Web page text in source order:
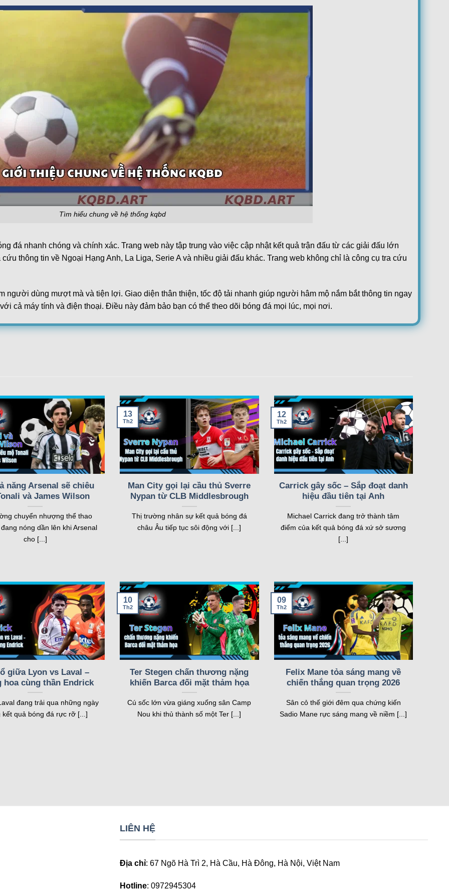
0
0
0
2],Oud Heverlee Leuven Women win
2
1
2
4
1
1],PEN[3-5],Brondby IF Women win
Tìm hiểu chung về hệ thống kqbd
đá nhanh chóng và chính xác. Trang web này tập trung vào việc cập nhật kết quả trận đấu từ các giải đấu lớn
thông tin về Ngoại Hạng Anh, La Liga, Serie A và nhiều giải đấu khác. Trang web không chỉ là công cụ tra cứu
người dùng mượt mà và tiện lợi. Giao diện thân thiện, tốc độ tải nhanh giúp người hâm mộ nắm bắt thông tin ngay
cả máy tính và điện thoại. Điều này đảm bảo bạn có thể theo dõi bóng đá mọi lúc, mọi nơi.
dữ liệu đáng tin cậy. Các thông tin đều được lấy từ những tổ chức thể thao quốc tế và cập nhật liên tục. Người
cá cược thể thao. Từ phân tích trận đấu đến dự đoán kết quả, trang web mang đến cái nhìn toàn diện. Nhờ vậy,
– Kết quả bóng đá
Một số tính năng nổi bật của kqbd
cầu của cả người hâm mộ và cược thủ. Dưới đây là những tính năng chính làm nên tên tuổi của trang web. Mỗi
Hãy cùng khám phá chi tiết từng tính năng này.
giây
theo dõi tỷ số trận đấu theo thời gian thực. Ngay khi có bàn thắng, thẻ phạt hay sự kiện quan trọng, hệ thống sẽ
về các trận đấu sắp diễn ra. Người dùng có thể tra cứu lịch thi đấu của từng giải đấu hoặc đội bóng yêu thích. Tất
địa điểm, kênh phát sóng và đội hình dự kiến. Điều này giúp người xem chuẩn bị tốt hơn cho các trận cầu đỉnh cao.
trước khi đặt cược. Nó là công cụ không thể thiếu để nắm bắt thông tin kịp thời.
năng Arsenal sẽ chiêu
và James Wilson
chuyển nhượng thể thao
nóng dần lên khi Arsenal
cho [...]
Man City gọi lại cầu thủ Sverre
Nypan từ CLB Middlesbrough
Thị trường nhân sự kết quả bóng đá
châu Âu tiếp tục sôi động với [...]
13
Th2
Carrick gây sốc – Sắp đoạt danh
hiệu đầu tiên tại Anh
Michael Carrick đang trở thành tâm
điểm của kết quả bóng đá xứ sở sương
[...]
12
Th2
giữa Lyon vs Laval –
hoa cùng thần Endrick
đang trải qua những ngày
kết quả bóng đá rực rỡ [...]
Ter Stegen chấn thương nặng
khiến Barca đối mặt thảm họa
Cú sốc lớn vừa giáng xuống sân Camp
Nou khi thủ thành số một Ter [...]
10
Th2
Felix Mane tỏa sáng mang về
chiến thắng quan trọng 2026
Sân cỏ thế giới đêm qua chứng kiến
Sadio Mane rực sáng mang về niềm [...]
09
Th2
LIÊN HỆ
Địa chỉ: 67 Ngõ Hà Trì 2, Hà Cầu, Hà Đông, Hà Nội, Việt Nam
Hotline: 0972945304